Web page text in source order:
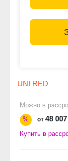
UNI RED
Можно в
%
от 48
Купить в